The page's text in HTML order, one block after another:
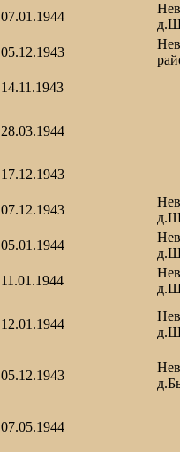
07.01.1944
05.12.1943
14.11.1943
28.03.1944
17.12.1943
07.12.1943
05.01.1944
11.01.1944
12.01.1944
05.12.1943
07.05.1944